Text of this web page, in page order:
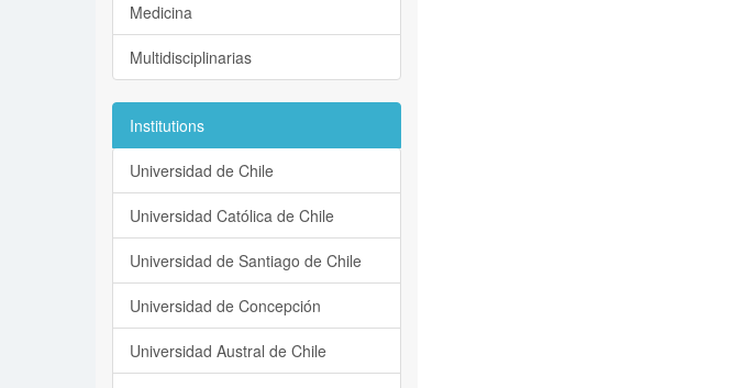
Medicina
Multidisciplinarias
Institutions
Universidad de Chile
Universidad Católica de Chile
Universidad de Santiago de Chile
Universidad de Concepción
Universidad Austral de Chile